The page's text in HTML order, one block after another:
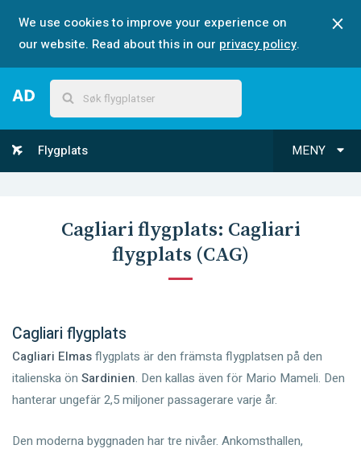
We use cookies to improve your experience on
our website. Read about this in our privacy policy.
MENY
Flygplats
Cagliari flygplats: Cagliari
flygplats (CAG)
Cagliari flygplats
Cagliari Elmasflygplats är den främsta flygplatsen på den
italienska ön Sardinien. Den kallas även för Mario Mameli. Den
hanterar ungefär 2,5 miljoner passagerare varje år.
Den moderna byggnaden har tre nivåer. Ankomsthallen,